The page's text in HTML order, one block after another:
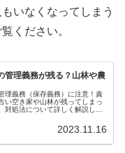
いなくなってしまう
ください。
管理義務が残る？山林や農
理義務（保存義務）に注意！責
い空き家や山林が残ってしまっ
対処法について詳しく解説しま
2023.11.16